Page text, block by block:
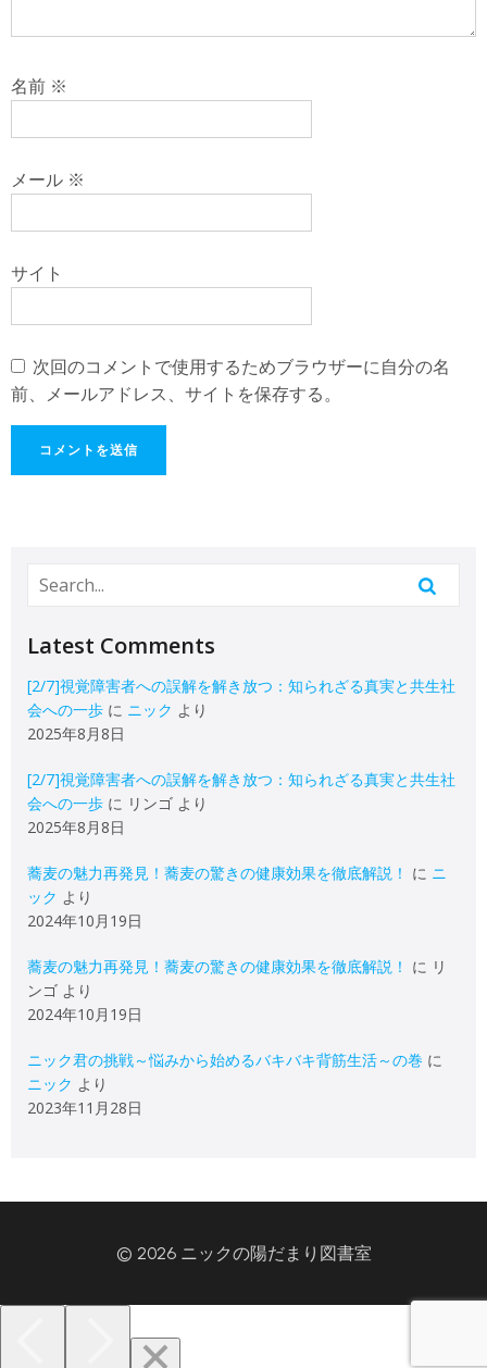
名前 ※
メール ※
サイト
次回のコメントで使用するためブラウザーに自分の名
前、メールアドレス、サイトを保存する。
Latest Comments
[2/7]視覚障害者への誤解を解き放つ：知られざる真実と共生社
会への一歩 に ニック より
2025年8月8日
[2/7]視覚障害者への誤解を解き放つ：知られざる真実と共生社
会への一歩 に リンゴ より
2025年8月8日
蕎麦の魅力再発見！蕎麦の驚きの健康効果を徹底解説！ に ニ
ック より
2024年10月19日
蕎麦の魅力再発見！蕎麦の驚きの健康効果を徹底解説！ に リ
ンゴ より
2024年10月19日
ニック君の挑戦～悩みから始めるバキバキ背筋生活～の巻 に
ニック より
2023年11月28日
© 2026 ニックの陽だまり図書室